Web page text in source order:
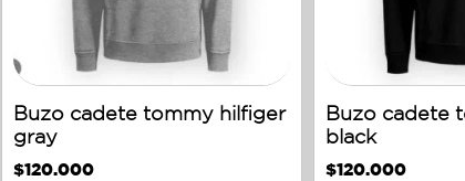
Buzo cadete tommy hilfiger
gray
$120.000
Buzo cadete
black
$120.000